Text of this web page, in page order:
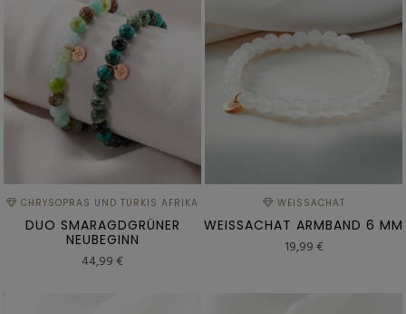
CHRYSOPRAS UND TÜRKIS AFRIKA
DUO SMARAGDGRÜNER
NEUBEGINN
44,99 €
WEISSACHAT
WEISSACHAT ARMBAND 6 MM
19,99 €